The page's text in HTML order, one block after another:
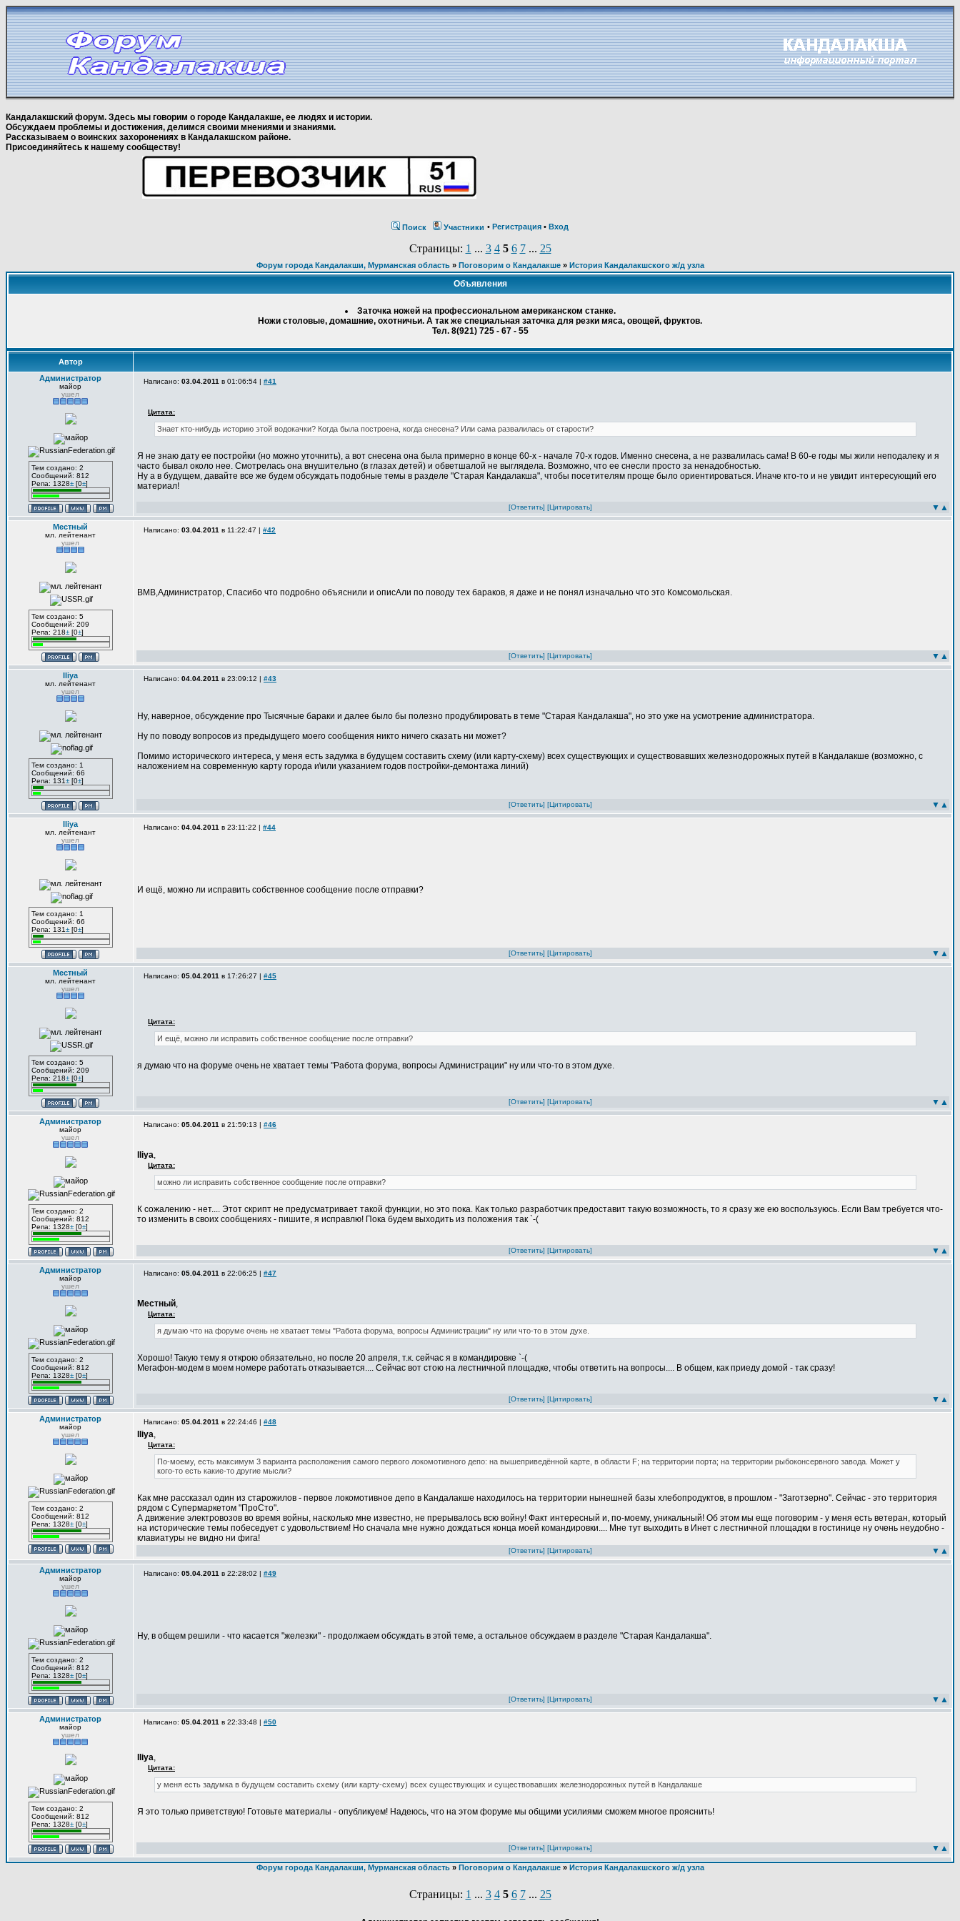
Кандалакшский форум. Здесь мы говорим о городе Кандалакше, ее людях и истории.
Обсуждаем проблемы и достижения, делимся своими мнениями и знаниями.
Рассказываем о воинских захоронениях в Кандалакшском районе.
Присоединяйтесь к нашему сообществу!
Поиск Участники • Регистрация • Вход
Страницы: 1 ... 3 4 5 6 7... 25
Форум города Кандалакши, Мурманская область» Поговорим о Кандалакше» История Кандалакшского ж/д узла
Объявления
Заточка ножей на профессиональном американском станке.
Ножи столовые, домашние, охотничьи. А так же специальная заточка для резки мяса, овощей, фруктов.
Тел. 8(921) 725 - 67 - 55
Автор
Администратор
майор
ушел
Тем создано: 2
Сообщений: 812
Репа: 1328±[0±]
Написано: 03.04.2011 в 01:06:54 | #41
Цитата:
Знает кто-нибудь историю этой водокачки? Когда была построена, когда снесена? Или сама развалилась от старости?
Я не знаю дату ее постройки (но можно уточнить), а вот снесена она была примерно в конце 60-х - начале 70-х годов. Именно снесена, а не развалилась сама! В 60-е годы мы жили неподалеку и я
часто бывал около нее. Смотрелась она внушительно (в глазах детей) и обветшалой не выглядела. Возможно, что ее снесли просто за ненадобностью.
Ну а в будущем, давайте все же будем обсуждать подобные темы в разделе "Старая Кандалакша", чтобы посетителям проще было ориентироваться. Иначе кто-то и не увидит интересующий его
материал!
[Ответить] [Цитировать] ▼ ▲
Местный
мл. лейтенант
ушел
Тем создано: 5
Сообщений: 209
Репа: 218±[0±]
Написано: 03.04.2011 в 11:22:47 | #42
ВМВ,Администратор, Спасибо что подробно объяснили и описАли по поводу тех бараков, я даже и не понял изначально что это Комсомольская.
[Ответить] [Цитировать] ▼ ▲
Iliya
мл. лейтенант
ушел
Тем создано: 1
Сообщений: 66
Репа: 131±[0±]
Написано: 04.04.2011 в 23:09:12 | #43
Ну, наверное, обсуждение про Тысячные бараки и далее было бы полезно продублировать в теме "Старая Кандалакша", но это уже на усмотрение администратора.
Ну по поводу вопросов из предыдущего моего сообщения никто ничего сказать ни может?
Помимо исторического интереса, у меня есть задумка в будущем составить схему (или карту-схему) всех существующих и существовавших железнодорожных путей в Кандалакше (возможно, с
наложением на современную карту города и\или указанием годов постройки-демонтажа линий)
[Ответить] [Цитировать] ▼ ▲
Iliya
мл. лейтенант
ушел
Тем создано: 1
Сообщений: 66
Репа: 131±[0±]
Написано: 04.04.2011 в 23:11:22 | #44
И ещё, можно ли исправить собственное сообщение после отправки?
[Ответить] [Цитировать] ▼ ▲
Местный
мл. лейтенант
ушел
Тем создано: 5
Сообщений: 209
Репа: 218±[0±]
Написано: 05.04.2011 в 17:26:27 | #45
Цитата:
И ещё, можно ли исправить собственное сообщение после отправки?
я думаю что на форуме очень не хватает темы "Работа форума, вопросы Администрации" ну или что-то в этом духе.
[Ответить] [Цитировать] ▼ ▲
Администратор
майор
ушел
Тем создано: 2
Сообщений: 812
Репа: 1328±[0±]
Написано: 05.04.2011 в 21:59:13 | #46
Iliya,
Цитата:
можно ли исправить собственное сообщение после отправки?
К сожалению - нет.... Этот скрипт не предусматривает такой функции, но это пока. Как только разработчик предоставит такую возможность, то я сразу же ею воспользуюсь. Если Вам требуется что-
то изменить в своих сообщениях - пишите, я исправлю! Пока будем выходить из положения так `-(
[Ответить] [Цитировать] ▼ ▲
Администратор
майор
ушел
Тем создано: 2
Сообщений: 812
Репа: 1328±[0±]
Написано: 05.04.2011 в 22:06:25 | #47
Местный,
Цитата:
я думаю что на форуме очень не хватает темы "Работа форума, вопросы Администрации" ну или что-то в этом духе.
Хорошо! Такую тему я открою обязательно, но после 20 апреля, т.к. сейчас я в командировке `-(
Мегафон-модем в моем номере работать отказывается.... Сейчас вот стою на лестничной площадке, чтобы ответить на вопросы.... В общем, как приеду домой - так сразу!
[Ответить] [Цитировать] ▼ ▲
Администратор
майор
ушел
Тем создано: 2
Сообщений: 812
Репа: 1328±[0±]
Написано: 05.04.2011 в 22:24:46 | #48
Iliya,
Цитата:
По-моему, есть максимум 3 варианта расположения самого первого локомотивного депо: на вышеприведённой карте, в области F; на территории порта; на территории рыбоконсервного завода. Может у
кого-то есть какие-то другие мысли?
Как мне рассказал один из старожилов - первое локомотивное депо в Кандалакше находилось на территории нынешней базы хлебопродуктов, в прошлом - "Заготзерно". Сейчас - это территория
рядом с Супермаркетом "ПроСто".
А движение электровозов во время войны, насколько мне известно, не прерывалось всю войну! Факт интересный и, по-моему, уникальный! Об этом мы еще поговорим - у меня есть ветеран, который
на исторические темы побеседует с удовольствием! Но сначала мне нужно дождаться конца моей командировки.... Мне тут выходить в Инет с лестничной площадки в гостинице ну очень неудобно -
клавиатуры не видно ни фига!
[Ответить] [Цитировать] ▼ ▲
Администратор
майор
ушел
Тем создано: 2
Сообщений: 812
Репа: 1328±[0±]
Написано: 05.04.2011 в 22:28:02 | #49
Ну, в общем решили - что касается "железки" - продолжаем обсуждать в этой теме, а остальное обсуждаем в разделе "Старая Кандалакша".
[Ответить] [Цитировать] ▼ ▲
Администратор
майор
ушел
Тем создано: 2
Сообщений: 812
Репа: 1328±[0±]
Написано: 05.04.2011 в 22:33:48 | #50
Iliya,
Цитата:
у меня есть задумка в будущем составить схему (или карту-схему) всех существующих и существовавших железнодорожных путей в Кандалакше
Я это только приветствую! Готовьте материалы - опубликуем! Надеюсь, что на этом форуме мы общими усилиями сможем многое прояснить!
[Ответить] [Цитировать] ▼ ▲
Форум города Кандалакши, Мурманская область» Поговорим о Кандалакше» История Кандалакшского ж/д узла
Страницы: 1 ... 3 4 5 6 7... 25